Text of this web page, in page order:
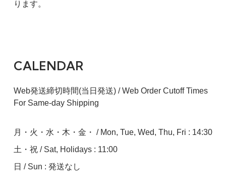
ります。
CALENDAR
Web発送締切時間(当日発送) / Web Order Cutoff Times
For Same-day Shipping
月・火・水・木・金・ / Mon, Tue, Wed, Thu, Fri : 14:30
土・祝 / Sat, Holidays : 11:00
日 / Sun : 発送なし